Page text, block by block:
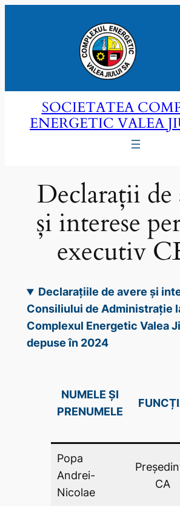
SOCIETATEA
ENERGETIC VALEA
Declarații de
și interese
executiv
Declarațiile de avere și
Consiliului de Administrație
Complexul Energetic Valea
depuse în 2024
NUMELE ȘI
PRENUMELE
Popa
Andrei-
Nicolae
CA